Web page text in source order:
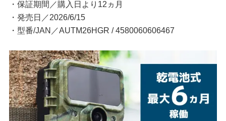
・保証期間／購入日より12ヵ月
・発売日／2026/6/15
・型番/JAN／AUTM26HGR / 4580060606467